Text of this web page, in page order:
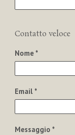
Contatto veloce
Nome *
Email *
Messaggio *